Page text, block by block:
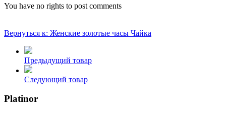
You have no rights to post comments
Вернуться к: Женские золотые часы Чайка
Предыдущий товар
Следующий товар
Platinor